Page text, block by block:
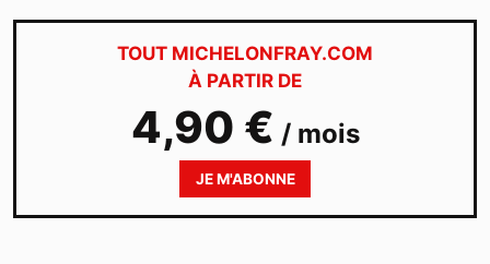
TOUT MICHELONFRAY.COM
À PARTIR DE
4,90 € / mois
JE M'ABONNE